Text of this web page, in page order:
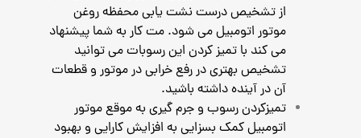
از تشخیص درست نشت یابی محفظه روغن
موتور اتومبیل می شود. مت کار به شما پیشنهاد
می کند با تمیز کردن این رسوبات می توانید
تشخیص بهتری در رفع خرابی در موتور و قطعات
آن در آینده داشته باشید.
تمیزکردن رسوب و جرم گیری به موقع موتور
اتومبیل کمک بسزایی به افزایش کارایی و بهبود